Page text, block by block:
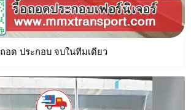
ถอด ประกอบ จบในทีมเดียว